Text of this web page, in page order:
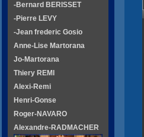
-Bernard BERISSET
-Pierre LEVY
-Jean frederic Gosio
Anne-Lise Martorana
Jo-Martorana
Thiery REMI
Alexi-Remi
Henri-Gonse
Roger-NAVARO
Alexandre-RADMACHER